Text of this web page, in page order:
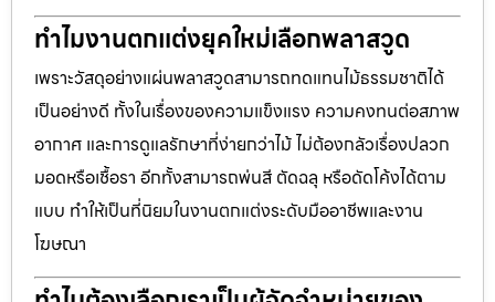
ทำไมงานตกแต่งยุคใหม่เลือกพลาสวูด
เพราะวัสดุอย่างแผ่นพลาสวูดสามารถทดแทนไม้ธรรมชาติได้
เป็นอย่างดี ทั้งในเรื่องของความแข็งแรง ความคงทนต่อสภาพ
อากาศ และการดูแลรักษาที่ง่ายกว่าไม้ ไม่ต้องกลัวเรื่องปลวก
มอดหรือเชื้อรา อีกทั้งสามารถพ่นสี ตัดฉลุ หรือดัดโค้งได้ตาม
แบบ ทำให้เป็นที่นิยมในงานตกแต่งระดับมืออาชีพและงาน
โฆษณา